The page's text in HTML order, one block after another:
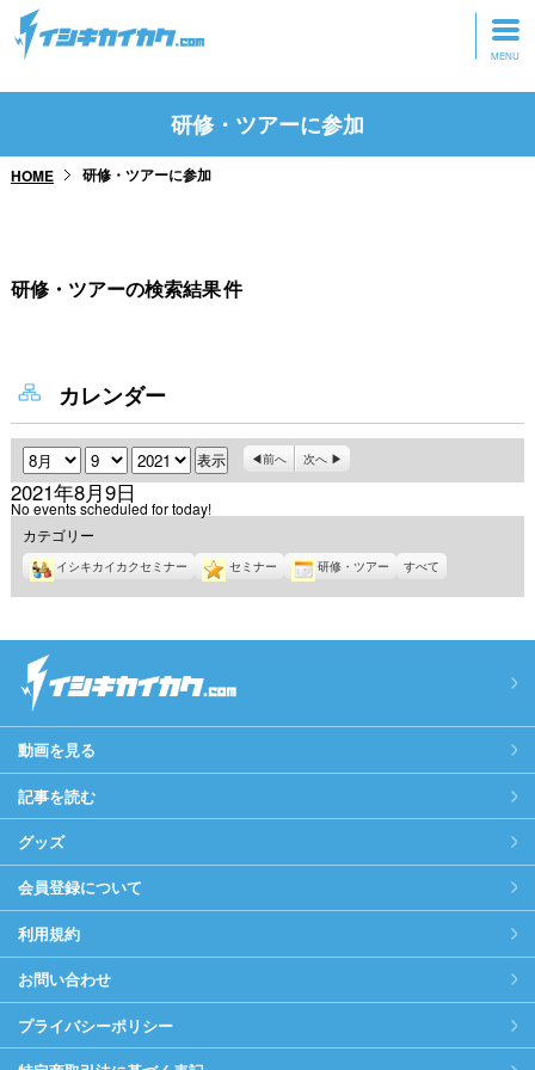
トップページ
研修・ツアーに参加
研修・ツアーに参加
HOME 研修・ツアーに参加
研修・ツアーの検索結果件
カレンダー
月 日 年 前へ 次へ
2021年8月9日
No events scheduled for today!
カテゴリー
イシキカイカクセミナー セミナー 研修・ツアー すべて
動画を見る
記事を読む
グッズ
会員登録について
利用規約
お問い合わせ
プライバシーポリシー